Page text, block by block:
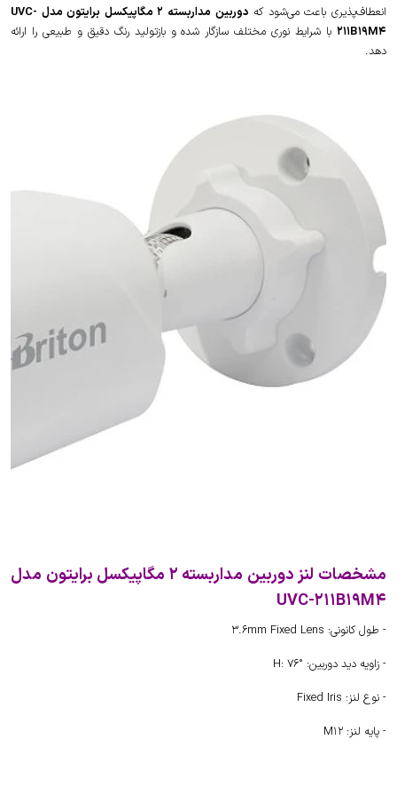
انعطاف‌پذیری باعث می‌شود که
دوربین مداربسته 2 مگاپیکسل برایتون مدل UVC-
211B19M4 با شرایط نوری مختلف سازگار شده و بازتولید رنگ دقیق و طبیعی را ارائه
دهد.
مشخصات لنز دوربین مداربسته 2 مگاپیکسل برایتون مدل
UVC-211B19M4
- طول کانونی: 3.6mm Fixed Lens
- زاویه دید دوربین: H: 76°
- نوع لنز: Fixed Iris
- پایه لنز: M12